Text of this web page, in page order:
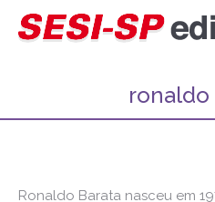
ronaldo
Ronaldo Barata nasceu em